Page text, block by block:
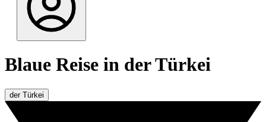
Blaue Reise in der Türkei
der Türkei